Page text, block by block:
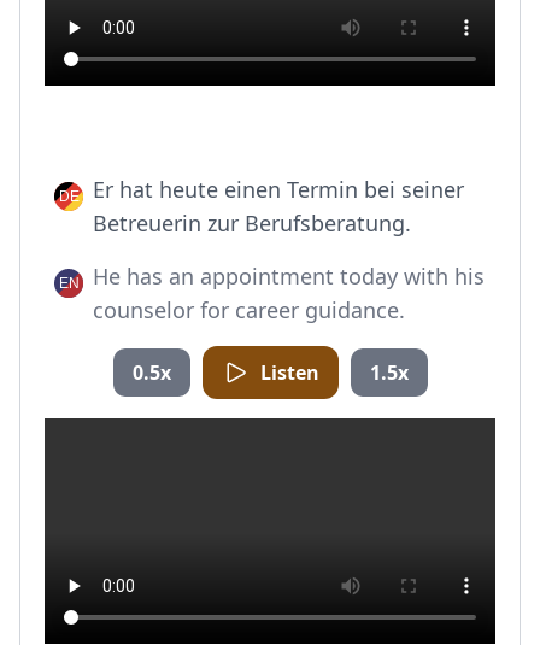
Er hat heute einen Termin bei seiner
Betreuerin zur Berufsberatung.
He has an appointment today with his
counselor for career guidance.
0.5x Listen 1.5x